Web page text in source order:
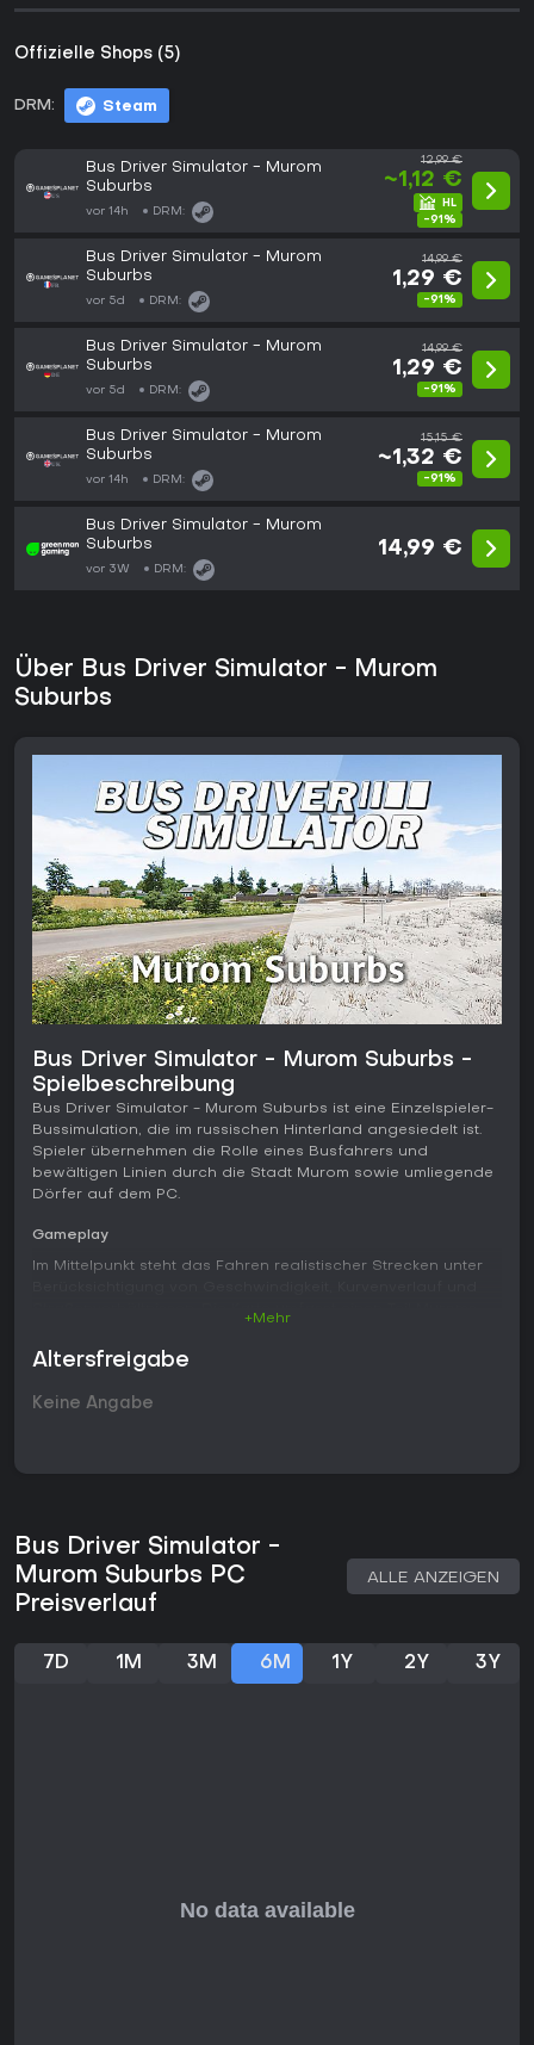
Offizielle Shops (5)
DRM: Steam
Bus Driver Simulator - Murom
Suburbs
vor 14h DRM:
12,99 €
~1,12 €
-91%
Bus Driver Simulator - Murom
Suburbs
vor 5d DRM:
14,99 €
1,29 €
-91%
Bus Driver Simulator - Murom
Suburbs
vor 5d DRM:
14,99 €
1,29 €
-91%
Bus Driver Simulator - Murom
Suburbs
vor 14h DRM:
15,15 €
~1,32 €
-91%
Bus Driver Simulator - Murom
Suburbs
vor 3W DRM:
14,99 €
Über Bus Driver Simulator - Murom
Suburbs
Bus Driver Simulator - Murom Suburbs -
Spielbeschreibung
Bus Driver Simulator - Murom Suburbs ist eine Einzelspieler-
Bussimulation, die im russischen Hinterland angesiedelt ist.
Spieler übernehmen die Rolle eines Busfahrers und
bewältigen Linien durch die Stadt Murom sowie umliegende
Dörfer auf dem PC.
Gameplay
Im Mittelpunkt steht das Fahren realistischer Strecken unter
auf ländliche Verbindungen zwischen der Stadt und
benachbarten Ortschaften oder größeren Städten. Die
meisten Straßen sind asphaltiert, doch im Umland kommen
immer wieder Schotterabschnitte vor.
Fahrbahn. Auf unbefestigten Wegen steigt der
Kurven oder abrupten Bremsmanövern. Saisonale Wechsel
zwischen Sommer und Winter verändern Sichtweite und Grip
auf Feldern und in den Fichtenwäldern.
natürlicher: Fahrzeuge setzen Blinker, Positionslichter und
Scheinwerfer situationsgerecht ein. Ein Navigationssystem
+Mehr
Altersfreigabe
Keine Angabe
Bus Driver Simulator -
Murom Suburbs PC
Preisverlauf
ALLE ANZEIGEN
7D 1M 3M 6M 1Y 2Y 3Y